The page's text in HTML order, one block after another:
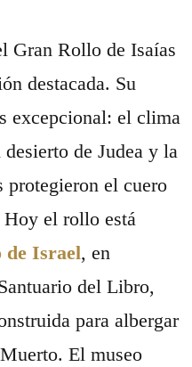
Gran Rollo de Isaías
destacada. Su
excepcional: el clima
de Judea y la
protegieron el cuero
Hoy el rollo está
de Israel, en
del Libro,
para albergar
El museo